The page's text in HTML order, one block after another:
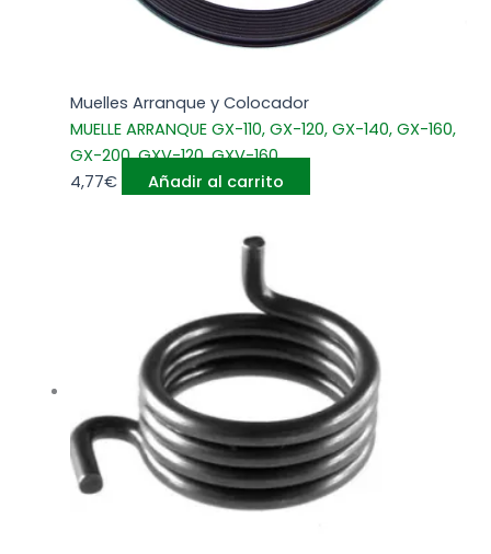
Muelles Arranque y Colocador
MUELLE ARRANQUE GX-110, GX-120, GX-140, GX-160,
GX-200, GXV-120, GXV-160
4,77€ Añadir al carrito